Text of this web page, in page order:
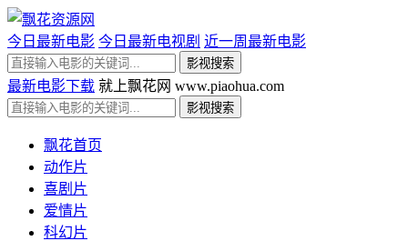
今日最新电影 今日最新电视剧 近一周最新电影
最新电影下载 就上飘花网 www.piaohua.com
飘花首页
动作片
喜剧片
爱情片
科幻片